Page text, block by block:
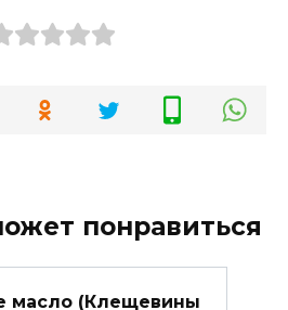
понравиться
масло (Клещевины